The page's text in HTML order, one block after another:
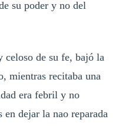
su poder y no del
celoso de su fe, bajó la
mientras recitaba una
era febril y no
en dejar la nao reparada